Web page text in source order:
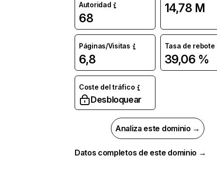
Autoridad
68
14,78 M
Páginas/Visitas
6,8
Tasa de rebote
39,06 %
Coste del tráfico
Desbloquear
Analiza este dominio →
Datos completos de este dominio →